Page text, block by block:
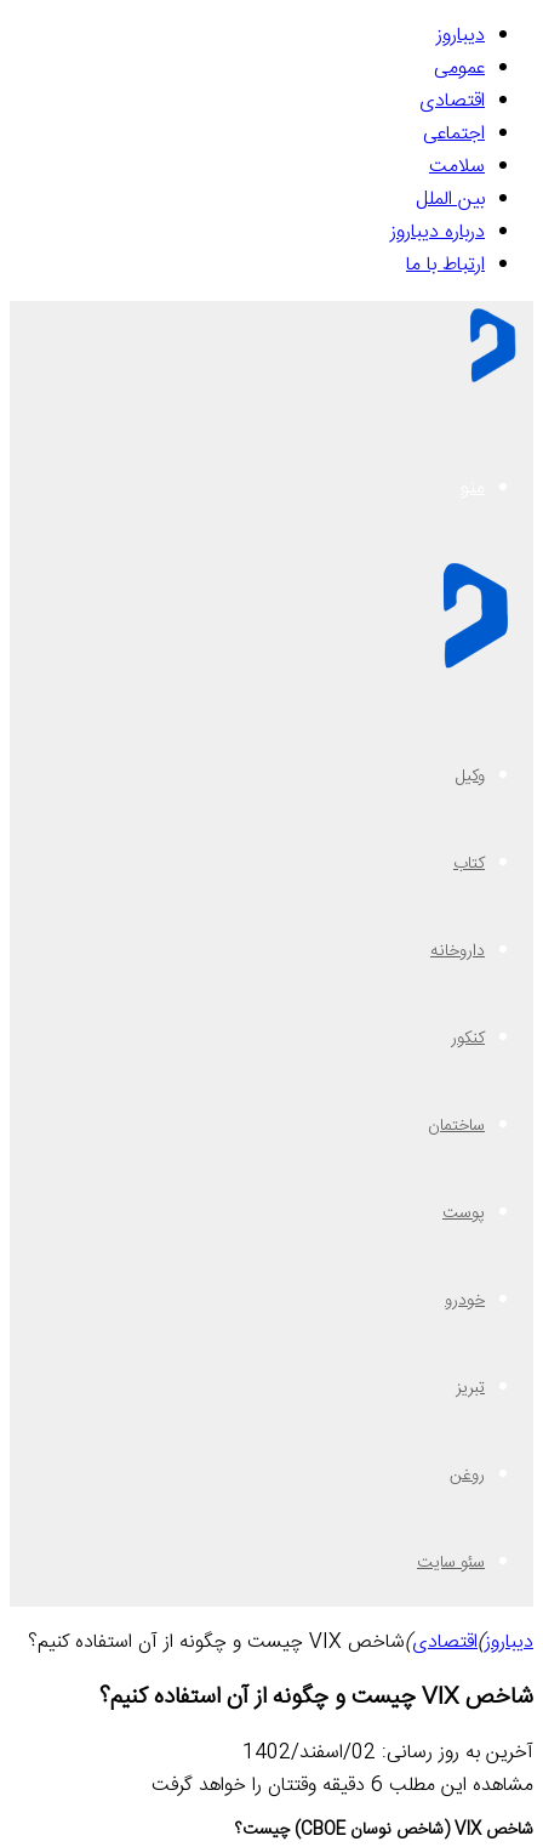
دیباروز
عمومی
اقتصادی
اجتماعی
سلامت
بین الملل
درباره دیباروز
ارتباط با ما
وکیل
کتاب
داروخانه
کنکور
ساختمان
پوست
خودرو
تبریز
روغن
سئو سایت
دیباروز)اقتصادی)شاخص VIX چیست و چگونه از آن استفاده کنیم؟
شاخص VIX چیست و چگونه از آن استفاده کنیم؟
آخرین به روز رسانی: 02/اسفند/1402
مشاهده این مطلب 6 دقیقه وقتتان را خواهد گرفت
شاخص VIX (شاخص نوسان CBOE) چیست؟